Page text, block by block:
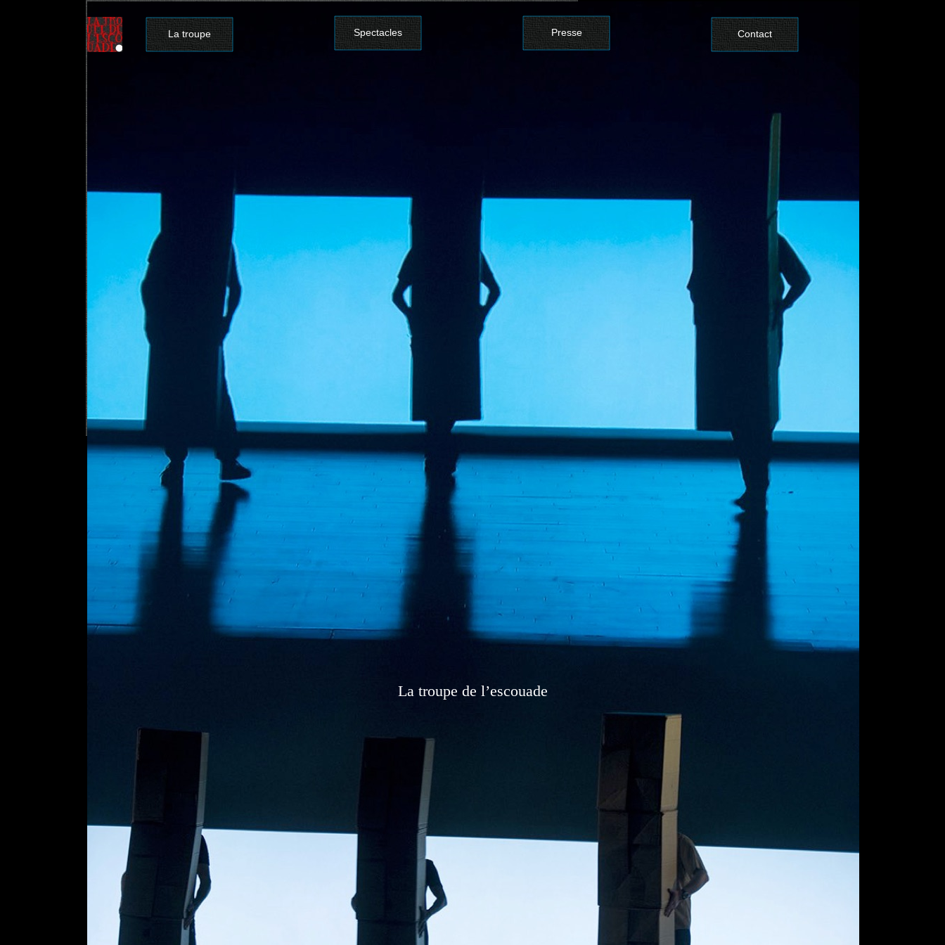
Spectacles
La troupe Contact
Presse
La troupe de l’escouade